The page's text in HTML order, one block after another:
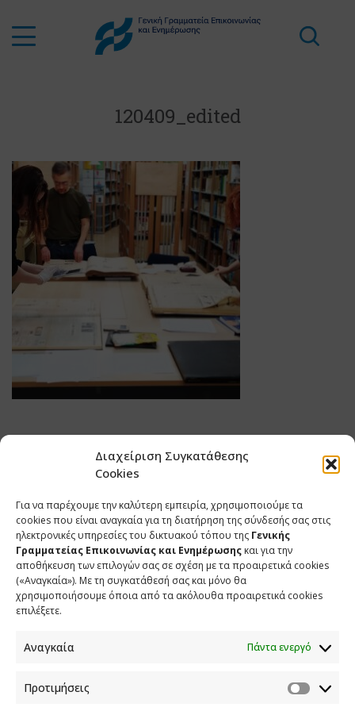
Διαχείριση Συγκατάθεσης
Cookies
Για να παρέχουμε την καλύτερη εμπειρία, χρησιμοποιούμε τα
cookies που είναι αναγκαία για τη διατήρηση της σύνδεσής σας στις
ηλεκτρονικές υπηρεσίες του δικτυακού τόπου της Γενικής
Γραμματείας Επικοινωνίας και Ενημέρωσης και για την
αποθήκευση των επιλογών σας σε σχέση με τα προαιρετικά cookies
(«Αναγκαία»). Με τη συγκατάθεσή σας και μόνο θα
χρησιμοποιήσουμε όποια από τα ακόλουθα προαιρετικά cookies
επιλέξετε.
Αναγκαία Πάντα ενεργό
Προτιμήσεις
120409_edited
ΕΠΙΚΟΙΝΩΝΙΑ
Φραγκούδη 11 & Αλεξάνδρου Πάντου
info.media@media.gov.gr